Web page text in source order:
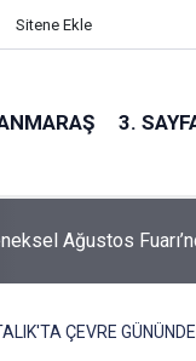
Sitene Ekle
3.
Ağustos
ÇEVRE